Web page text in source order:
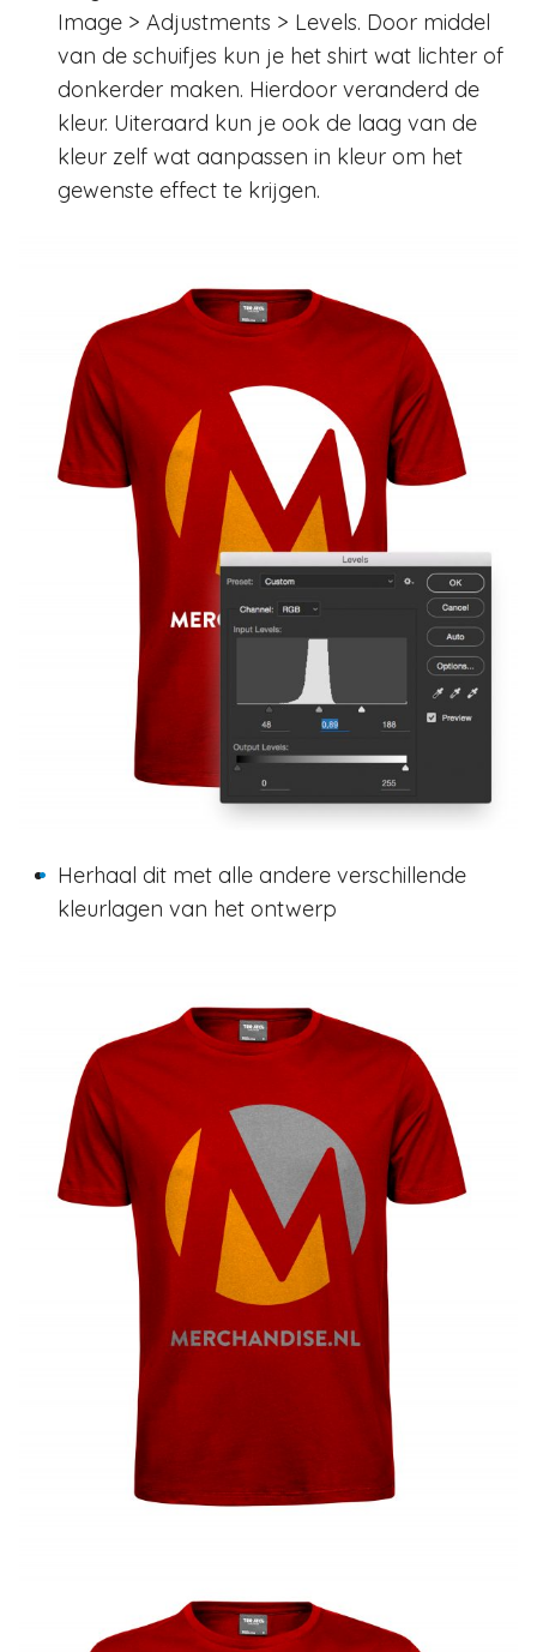
Image > Adjustments > Levels. Door middel
van de schuifjes kun je het shirt wat lichter of
donkerder maken. Hierdoor veranderd de
kleur. Uiteraard kun je ook de laag van de
kleur zelf wat aanpassen in kleur om het
gewenste effect te krijgen.
Herhaal dit met alle andere verschillende
kleurlagen van het ontwerp